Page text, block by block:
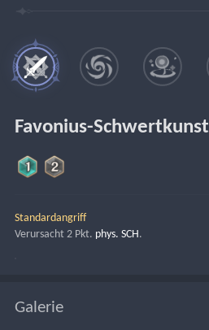
Favonius-Schwertkunst
Standardangriff
Verursacht 2 Pkt. phys. SCH .
Galerie